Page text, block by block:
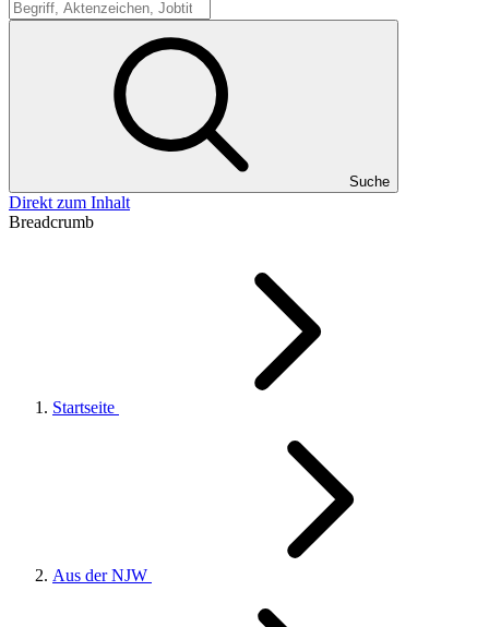
Suche
Suche
Direkt zum Inhalt
Breadcrumb
Startseite
Aus der NJW